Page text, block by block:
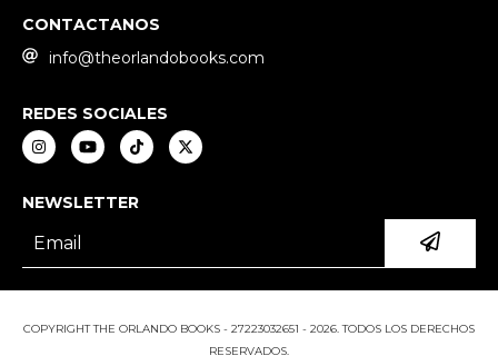
CONTACTANOS
info@theorlandobooks.com
REDES SOCIALES
NEWSLETTER
COPYRIGHT THE ORLANDO BOOKS - 27223032651 - 2026. TODOS LOS DERECHOS
RESERVADOS.